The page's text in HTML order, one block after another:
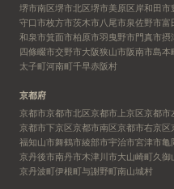
堺市南区堺市北区堺市美原区岸和田市
守口市枚方市茨木市八尾市泉佐野市富
和泉市箕面市柏原市羽曳野市門真市摂
四條畷市交野市大阪狭山市阪南市島本
太子町河南町千早赤阪村
京都府
京都市京都市北区京都市上京区京都市
京都市下京区京都市南区京都市右京区
福知山市舞鶴市綾部市宇治市宮津市亀
京丹後市南丹市木津川市大山崎町久御
京丹波町伊根町与謝野町南山城村